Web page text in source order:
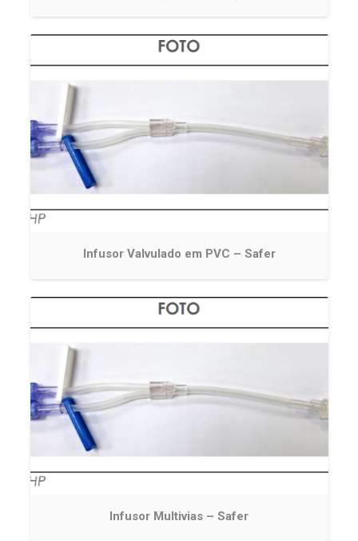
Infusor Valvulado em PVC – Safer
Infusor Multivias – Safer